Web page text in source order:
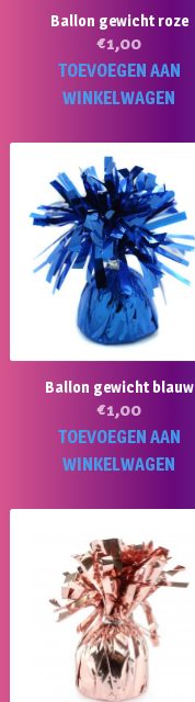
Ballon gewicht roze
€1,00
TOEVOEGEN AAN
WINKELWAGEN
Ballon gewicht blauw
€1,00
TOEVOEGEN AAN
WINKELWAGEN